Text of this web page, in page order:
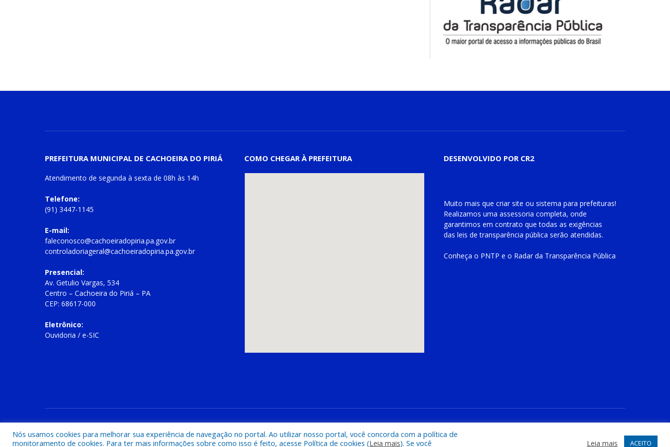
PREFEITURA MUNICIPAL DE CACHOEIRA DO PIRIÁ
Atendimento de segunda à sexta de 08h às 14h
Telefone:
(91) 3447-1145
E-mail:
faleconosco@cachoeiradopiria.pa.gov.br
controladoriageral@cachoeiradopiria.pa.gov.br
Presencial:
Av. Getulio Vargas, 534
Centro – Cachoeira do Piriá – PA
CEP: 68617-000
Eletrônico:
Ouvidoria / e-SIC
COMO CHEGAR À PREFEITURA DESENVOLVIDO POR CR2
Muito mais que criar site ou sistema para prefeituras!
Realizamos uma assessoria completa, onde
garantimos em contrato que todas as exigências
das leis de transparência pública serão atendidas.
Conheça o PNTP e o Radar da Transparência Pública
Nós usamos cookies para melhorar sua experiência de navegação no portal. Ao utilizar nosso portal, você concorda com a política de
monitoramento de cookies. Para ter mais informações sobre como isso é feito, acesse Política de cookies (Leia mais). Se você Leia mais ACEITO